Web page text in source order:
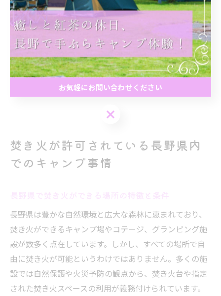
ょう。
快適な焚き火体験を実現するためには、焚き火台や薪、
着火剤など必要な道具を事前にチェックし、不足があれ
ば現地でレンタルや購入が可能な施設を選ぶのも有効で
す。家族や友人と自然の中で語り合う時間を、長野の豊
かな自然とともに心から満喫してください。
焚き火が許可されている長野県内
でのキャンプ事情
長野県は豊かな自然環境と広大な森林に恵まれており、
焚き火ができるキャンプ場やコテージ、グランピング施
設が数多く点在しています。しかし、すべての場所で自
由に焚き火が可能というわけではありません。多くの施
設では自然保護や火災予防の観点から、焚き火台や指定
された焚き火スペースの利用が義務付けられています。
お気軽にお問い合わせください
お気軽にお問い合わせください